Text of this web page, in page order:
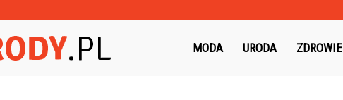
MODA URODA ZDROWIE